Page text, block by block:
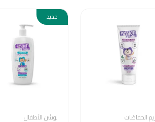
الحفاضات
جديد
لوشن الأطفال